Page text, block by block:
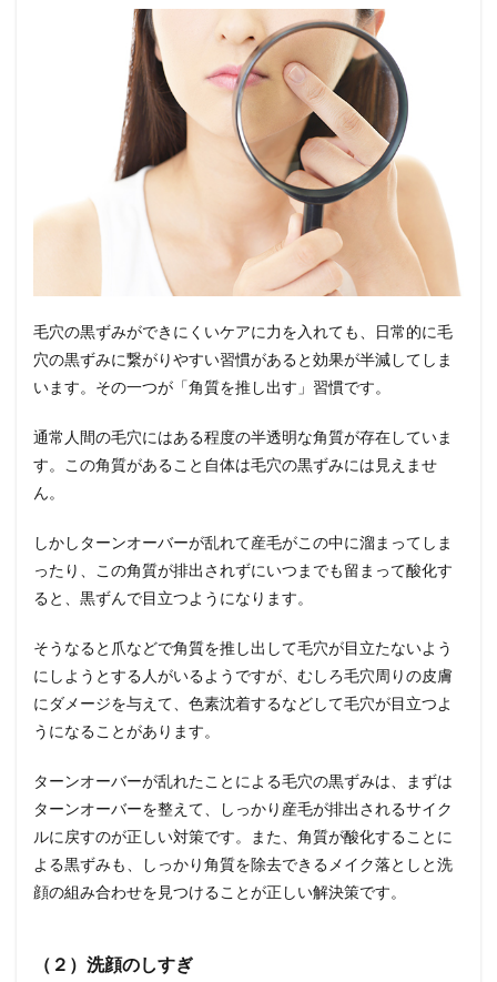
毛穴の黒ずみができにくいケアに力を入れても、日常的に毛
穴の黒ずみに繋がりやすい習慣があると効果が半減してしま
います。その一つが「角質を推し出す」習慣です。
通常人間の毛穴にはある程度の半透明な角質が存在していま
す。この角質があること自体は毛穴の黒ずみには見えませ
ん。
しかしターンオーバーが乱れて産毛がこの中に溜まってしま
ったり、この角質が排出されずにいつまでも留まって酸化す
ると、黒ずんで目立つようになります。
そうなると爪などで角質を推し出して毛穴が目立たないよう
にしようとする人がいるようですが、むしろ毛穴周りの皮膚
にダメージを与えて、色素沈着するなどして毛穴が目立つよ
うになることがあります。
ターンオーバーが乱れたことによる毛穴の黒ずみは、まずは
ターンオーバーを整えて、しっかり産毛が排出されるサイク
ルに戻すのが正しい対策です。また、角質が酸化することに
よる黒ずみも、しっかり角質を除去できるメイク落としと洗
顔の組み合わせを見つけることが正しい解決策です。
（２）洗顔のしすぎ